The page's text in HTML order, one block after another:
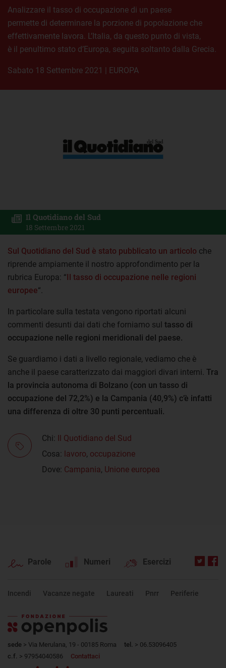
Analizzare il tasso di occupazione di un paese
permette di determinare la porzione di popolazione che
effettivamente lavora. L’Italia, da questo punto di vista,
è il penultimo stato d’Europa, seguita soltanto dalla Grecia.
sabato 18 Settembre 2021 | EUROPA
Il Quotidiano del Sud
18 Settembre 2021
Sul Quotidiano del Sud è stato pubblicato un articolo che
riprende ampiamente il nostro approfondimento per la
rubrica Europa: “Il tasso di occupazione nelle regioni
europee“.
In particolare sulla testata vengono riportati alcuni
commenti desunti dai dati che forniamo sul tasso di
occupazione nelle regioni meridionali del paese.
Se guardiamo i dati a livello regionale, vediamo che è
anche il paese caratterizzato dai maggiori divari interni. Tra
la provincia autonoma di Bolzano (con un tasso di
occupazione del 72,2%) e la Campania (40,9%) c’è infatti
una differenza di oltre 30 punti percentuali.
Chi: Il Quotidiano del Sud
Cosa: lavoro, occupazione
Dove: Campania, Unione europea
Parole Numeri Esercizi
Incendi Vacanze negate Laureati Pnrr Periferie
sede > Via Merulana, 19 - 00185 Roma tel. > 06.53096405
c.f. > 97954040586 Contattaci